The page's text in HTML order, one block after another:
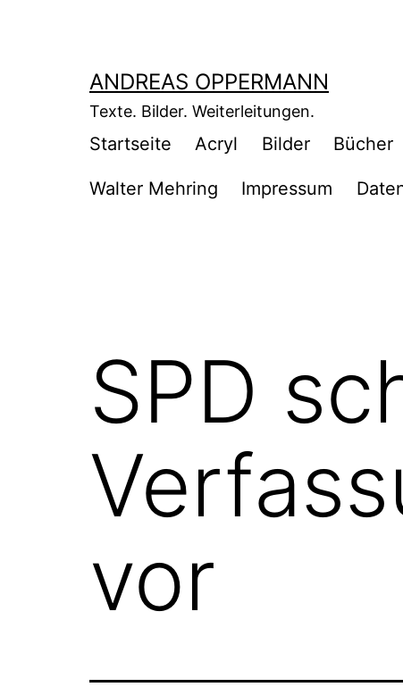
ANDREAS OPPERMANN
Texte. Bilder. Weiterleitungen.
Startseite Acryl Bilder Bücher
Walter Mehring Impressum
SPD
vor